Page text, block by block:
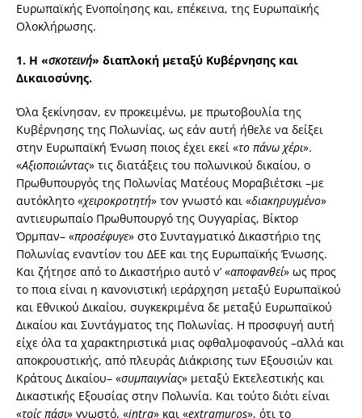
Ευρωπαϊκής Ενοποίησης και, επέκεινα, της Ευρωπαϊκής
Ολοκλήρωσης.
1. Η «σκοτεινή» διαπλοκή μεταξύ Κυβέρνησης και
Δικαιοσύνης.
Όλα ξεκίνησαν, εν προκειμένω, με πρωτοβουλία της
Κυβέρνησης της Πολωνίας, ως εάν αυτή ήθελε να δείξει
στην Ευρωπαϊκή Ένωση ποιος έχει εκεί «το πάνω χέρι».
«Αξιοποιώντας» τις διατάξεις του πολωνικού δικαίου, ο
Πρωθυπουργός της Πολωνίας Ματέους Μοραβιέτσκι –με
αυτόκλητο «χειροκροτητή» τον γνωστό και «διακηρυγμένο»
αντιευρωπαίο Πρωθυπουργό της Ουγγαρίας, Βίκτορ
Όρμπαν– «προσέφυγε» στο Συνταγματικό Δικαστήριο της
Πολωνίας εναντίον του ΔΕΕ και της Ευρωπαϊκής Ένωσης.
Και ζήτησε από το Δικαστήριο αυτό ν’ «αποφανθεί» ως προς
το ποια είναι η κανονιστική ιεράρχηση μεταξύ Ευρωπαϊκού
και Εθνικού Δικαίου, συγκεκριμένα δε μεταξύ Ευρωπαϊκού
Δικαίου και Συντάγματος της Πολωνίας. Η προσφυγή αυτή
είχε όλα τα χαρακτηριστικά μιας οφθαλμοφανούς –αλλά και
αποκρουστικής, από πλευράς Διάκρισης των Εξουσιών και
Κράτους Δικαίου– «συμπαιγνίας» μεταξύ Εκτελεστικής και
Δικαστικής Εξουσίας στην Πολωνία. Και τούτο διότι είναι
«τοίς πάσι» γνωστό, «intra» και «extramuros», ότι το